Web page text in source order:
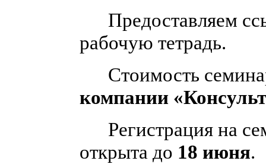
Предоставляем
рабочую тетрадь.
Стоимость
компании
Регистрация на
открыта до 18 июня.